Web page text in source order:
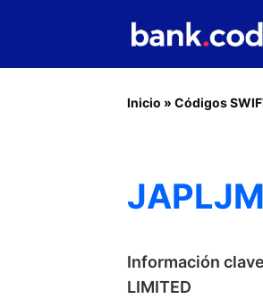
Inicio » Códigos
Información
LIMITED